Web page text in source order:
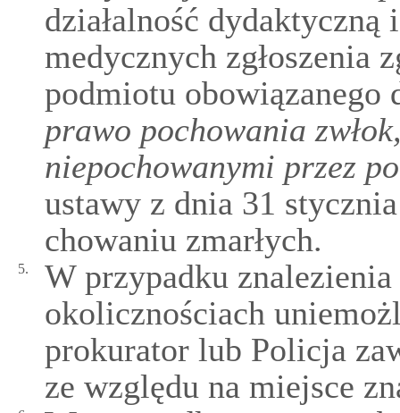
działalność
medycznych zgłoszenia
podmiotu obowiązanego
prawo pochowania
niepochowanymi przez
ustawy z dnia 31
chowaniu zmarłych.
5.
W przypadku
okolicznościach
prokurator lub Policja
ze względu na miejsce